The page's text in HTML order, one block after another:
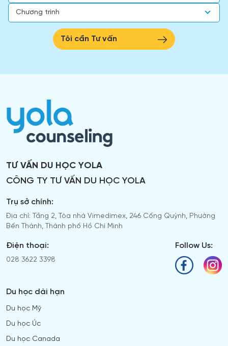
TƯ VẤN DU HỌC YOLA
CÔNG TY TƯ VẤN DU HỌC YOLA
Trụ sở chính:
Địa chỉ: Tầng 2, Tòa nhà Vimedimex, 246 Cống Quỳnh, Phường
Bến Thành, Thành phố Hồ Chí Minh
Điện thoại:
028 3622 3398
Follow Us:
Du học dài hạn
Du học Mỹ
Du học Úc
Du học Canada